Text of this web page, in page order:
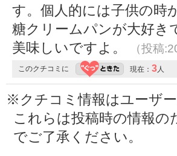
す。個人的には子供の時
糖クリームパンが大好き
美味しいですよ。
（投稿
このクチコミに 現在： 3 人
※クチコミ情報はユーザ
これらは投稿時の情報
でご了承ください。